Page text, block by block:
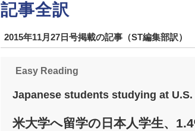
記事全訳
2015年11月27日号掲載の記事（ST編集部訳）
Easy Reading
Japanese students studying at
米大学へ留学の日本人学生、